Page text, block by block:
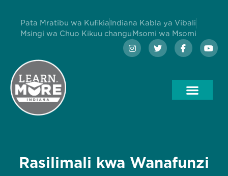
Pata Mratibu wa Kufikia Indiana Kabla ya Vibali
Msingi wa Chuo Kikuu changu Msomi wa Msomi
Rasilimali kwa Wanafunzi